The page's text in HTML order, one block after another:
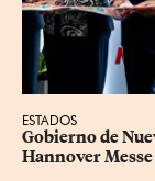
ESTADOS
Gobierno de
Hannover Messe